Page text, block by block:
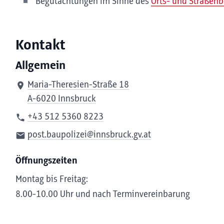
Kontakt
Allgemein
Maria-Theresien-Straße 18
A-6020 Innsbruck
+43 512 5360 8223
post.baupolizei@innsbruck.gv.at
Öffnungszeiten
Montag bis Freitag:
8.00-10.00 Uhr und nach Terminvereinbarung